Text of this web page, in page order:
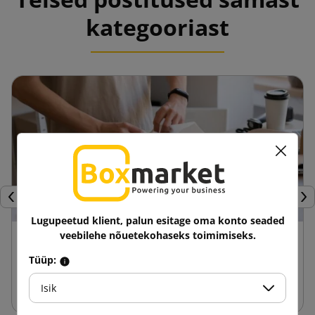
kategooriast
Eelmine
24 aprill 2025
Fasonkarbide eelised võrreldes teiste
pakenditega
Lugupeetud klient, palun esitage oma konto seaded
veebilehe nõuetekohaseks toimimiseks.
Tüüp:
Isik